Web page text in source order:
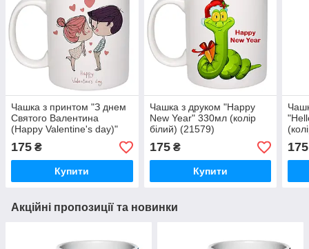
Чашка з принтом "З днем
Святого Валентина
(Happy Valentine's day)"
330 мл (колір білий)
(17322)
175 ₴
Купити
Чашка з друком "Happy
New Year" 330мл (колір
білий) (21579)
175₴
Купити
175
Акційні пропозиції та новинки